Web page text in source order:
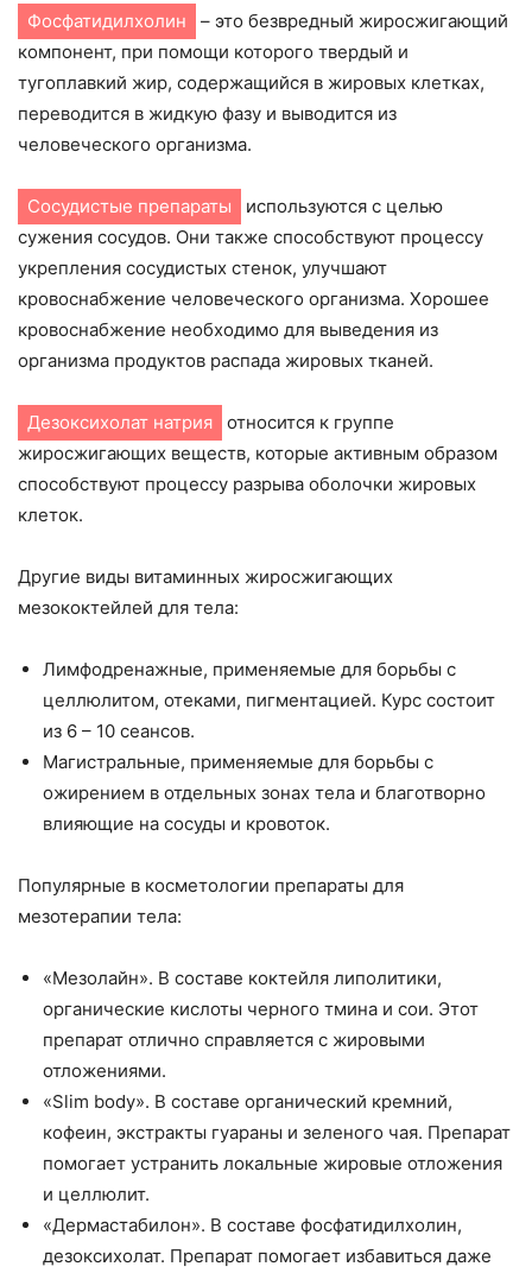
Фосфатидилхолин
– это безвредный жиросжигающий
компонент, при помощи которого твердый и
тугоплавкий жир, содержащийся в жировых клетках,
переводится в жидкую фазу и выводится из
человеческого организма.
Сосудистые препараты
используются с целью
сужения сосудов. Они также способствуют процессу
укрепления сосудистых стенок, улучшают
кровоснабжение человеческого организма. Хорошее
кровоснабжение необходимо для выведения из
организма продуктов распада жировых тканей.
Дезоксихолат натрия
относится к группе
жиросжигающих веществ, которые активным образом
способствуют процессу разрыва оболочки жировых
клеток.
Другие виды витаминных жиросжигающих
мезококтейлей для тела:
Лимфодренажные, применяемые для борьбы с
целлюлитом, отеками, пигментацией. Курс состоит
из 6 – 10 сеансов.
Магистральные, применяемые для борьбы с
ожирением в отдельных зонах тела и благотворно
влияющие на сосуды и кровоток.
Популярные в косметологии препараты для
мезотерапии тела:
«Мезолайн». В составе коктейля липолитики,
органические кислоты черного тмина и сои. Этот
препарат отлично справляется с жировыми
отложениями.
«Slim body». В составе органический кремний,
кофеин, экстракты гуараны и зеленого чая. Препарат
помогает устранить локальные жировые отложения
и целлюлит.
«Дермастабилон». В составе фосфатидилхолин,
дезоксихолат. Препарат помогает избавиться даже